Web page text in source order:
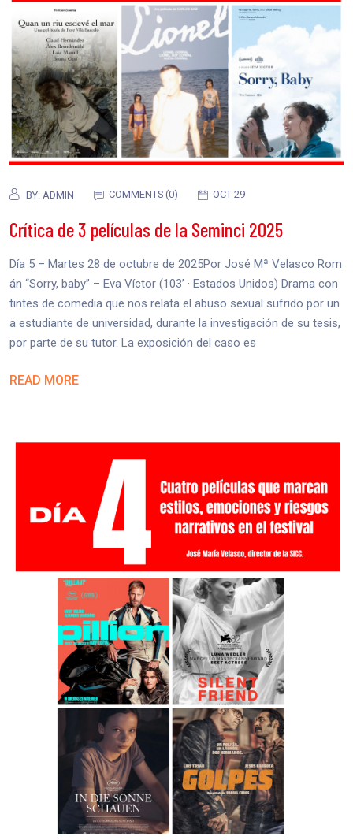
BY: ADMIN COMMENTS (0) OCT 29
Crítica de 3 películas de la Seminci 2025
Día 5 – Martes 28 de octubre de 2025Por José Mª Velasco Rom
án “Sorry, baby” – Eva Víctor (103’ · Estados Unidos) Drama con
tintes de comedia que nos relata el abuso sexual sufrido por un
a estudiante de universidad, durante la investigación de su tesis,
por parte de su tutor. La exposición del caso es
READ MORE